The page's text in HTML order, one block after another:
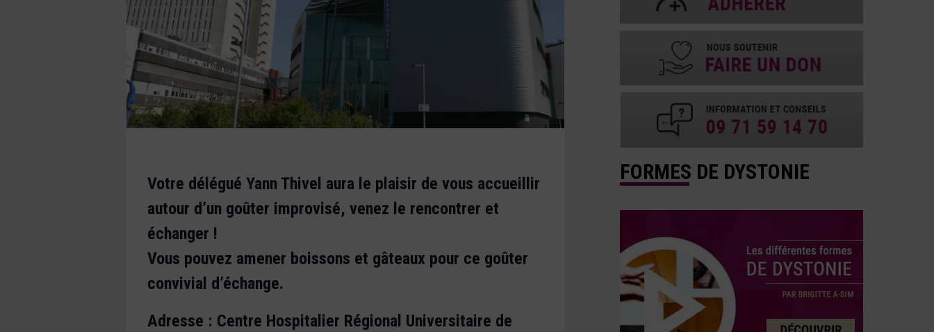
Votre délégué Yann Thivel aura le plaisir de vous accueillir
autour d’un goûter improvisé, venez le rencontrer et
échanger !
Vous pouvez amener boissons et gâteaux pour ce goûter
convivial d’échange.
Adresse : Centre Hospitalier Régional Universitaire de
FORMES DE DYSTONIE